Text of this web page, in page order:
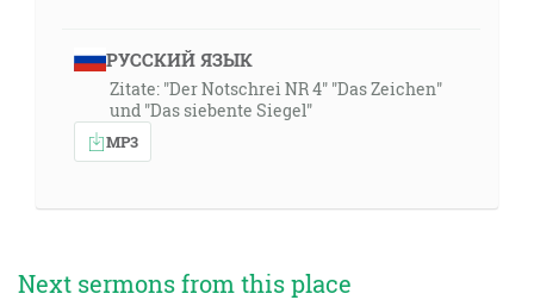
РУССКИЙ ЯЗЫК
Zitate: "Der Notschrei NR 4" "Das Zeichen"
und "Das siebente Siegel"
MP3
Next sermons from this place